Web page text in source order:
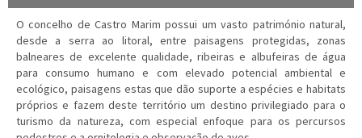
O concelho de Castro Marim possui um vasto património natural,
desde a serra ao litoral, entre paisagens protegidas, zonas
balneares de excelente qualidade, ribeiras e albufeiras de água
para consumo humano e com elevado potencial ambiental e
ecológico, paisagens estas que dão suporte a espécies e habitats
próprios e fazem deste território um destino privilegiado para o
turismo da natureza, com especial enfoque para os percursos